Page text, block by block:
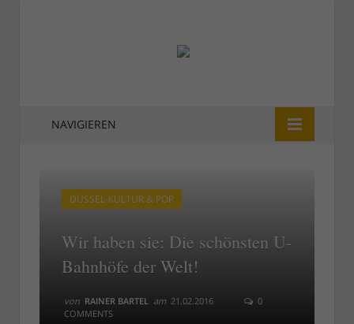
NAVIGIEREN
DÜSSEL-KULTUR & POP
Wir haben sie: Die schönsten U-
Bahnhöfe der Welt!
von RAINER BARTEL am 21.02.2016
0
COMMENTS